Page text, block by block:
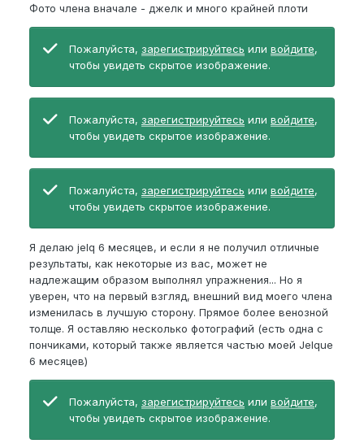
Фото члена вначале - джелк и много крайней плоти
Пожалуйста, зарегистрируйтесь или войдите,
чтобы увидеть скрытое изображение.
Пожалуйста, зарегистрируйтесь или войдите,
чтобы увидеть скрытое изображение.
Пожалуйста, зарегистрируйтесь или войдите,
чтобы увидеть скрытое изображение.
Я делаю jelq 6 месяцев, и если я не получил отличные
результаты, как некоторые из вас, может не
надлежащим образом выполнял упражнения... Но я
уверен, что на первый взгляд, внешний вид моего члена
изменилась в лучшую сторону. Прямое более венозной
толще. Я оставляю несколько фотографий (есть одна с
пончиками, который также является частью моей Jelque
6 месяцев)
Пожалуйста, зарегистрируйтесь или войдите,
чтобы увидеть скрытое изображение.